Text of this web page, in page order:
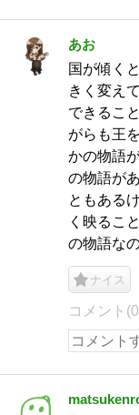
あお
国が傾く
きく変え
できるこ
がらも王
かの物語
の物語が
ともある
く映るこ
の物語な
ナイス
コメント